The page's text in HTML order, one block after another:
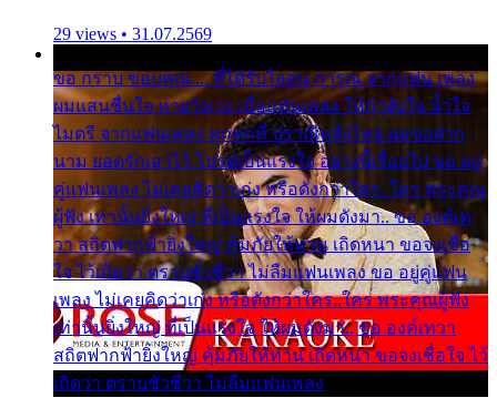
29 views • 31.07.2569
ขอ กราบ ขอบคุณ.... ที่ได้รับไออุ่น การุณ จากแฟน เพลง
ผมแสนชื่นใจ หายวังเวง เมื่อแฟนเพลง ให้กำลังใจ น้ำใจ
ไมตรี จากแฟนเพลง ทุกทุกที่ ปราณีหลั่งไหล ผมขอฝาก
นาม ยอดรักเอาไว้ โปรดเป็นแรงใจ อย่างนี้เรื่อยไป ขอ อยู่
คู่แฟนเพลง ไม่เคยคิดว่าเก่ง หรือดังกว่าใคร..ใคร พระคุณ
ผู้ฟัง เท่านั้นยิ่งใหญ่ ที่เป็นแรงใจ ให้ผมดังมา.. ขอ องค์เท
วา สถิตฟากฟ้ายิ่งใหญ่ คุ้มภัยให้ท่าน เถิดหนา ขอจงเชื่อ
ใจ ไว้เถิดว่า ตราบชั่วชีวา ไม่ลืมแฟนเพลง ขอ อยู่คู่แฟน
เพลง ไม่เคยคิดว่าเก่ง หรือดังกว่าใคร..ใคร พระคุณผู้ฟัง
เท่านั้นยิ่งใหญ่ ที่เป็นแรงใจ ให้ผมดังมา.. ขอ องค์เทวา
สถิตฟากฟ้ายิ่งใหญ่ คุ้มภัยให้ท่าน เถิดหนา ขอจงเชื่อใจ ไว้
เถิดว่า ตราบชั่วชีวา ไม่ลืมแฟนเพลง